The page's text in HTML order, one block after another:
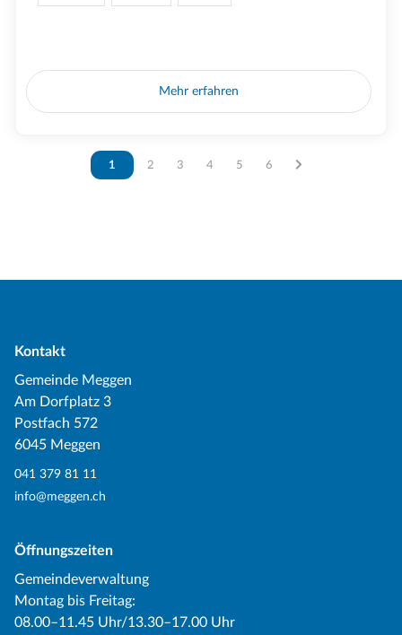
Mehr erfahren
Vous êtes sur la page
1 Vous êtes sur la page
2 Vous êtes sur la page
3 Vous êtes sur la page
4 Vous êtes sur la page
5 Vous êtes sur la page
6
Kontakt
Gemeinde Meggen
Am Dorfplatz 3
Postfach 572
6045 Meggen
041 379 81 11
info@meggen.ch
Öffnungszeiten
Gemeindeverwaltung
Montag bis Freitag:
08.00–11.45 Uhr/13.30–17.00 Uhr